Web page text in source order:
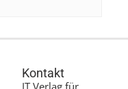
Kontakt
IT Verlag für